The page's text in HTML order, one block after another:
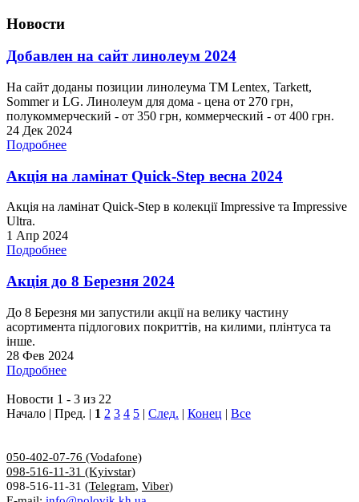
Новости
Добавлен на сайт линолеум 2024
На сайт доданы позиции линолеума ТМ Lentex, Tarkett,
Sommer и LG. Линолеум для дома - цена от 270 грн,
полукоммерческий - от 350 грн, коммерческий - от 400 грн.
24 Дек 2024
Подробнее
Акція на ламінат Quick-Step весна 2024
Акція на ламінат Quick-Step в колекції Impressive та Impressive
Ultra.
1 Апр 2024
Подробнее
Акція до 8 Березня 2024
До 8 Березня ми запустили акції на велику частину
асортимента підлогових покриттів, на килими, плінтуса та
інше.
28 Фев 2024
Подробнее
Новости 1 - 3 из 22
Начало | Пред. | 1 2 3 4 5 | След. | Конец | Все
050-402-07-76 (Vodafone)
098-516-11-31 (Kyivstar)
098-516-11-31 (Telegram, Viber)